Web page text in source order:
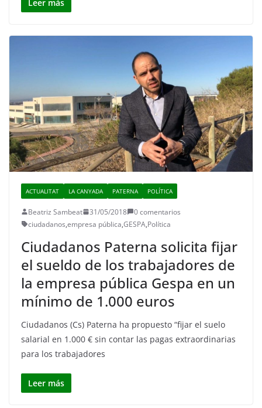
Leer más
ACTUALITAT LA CANYADA PATERNA POLÍTICA
Beatriz Sambeat 31/05/2018
0 comentarios
ciudadanos,empresa pública,GESPA,Política
Ciudadanos Paterna solicita fijar
el sueldo de los trabajadores de
la empresa pública Gespa en un
mínimo de 1.000 euros
Ciudadanos (Cs) Paterna ha propuesto “fijar el suelo
salarial en 1.000 € sin contar las pagas extraordinarias
para los trabajadores
Leer más